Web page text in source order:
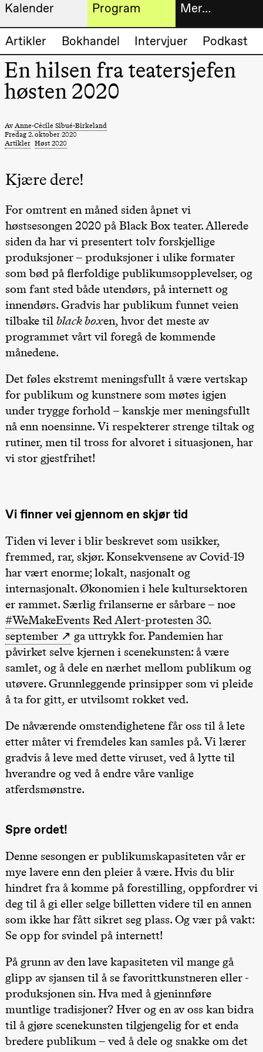
Mer…
Billetter
Kalender
Torsdag 20. august
Roll og
Mohamed
Mohamed
Male
(Black Box
teater)
19.00
Pia Maria
Roll og
Male
Fantasies
Lille scene
(Black Box
teater)
Lørdag 22. august
19.00
Pia Maria
Roll og
Mohamed
Mohamed
Fantasies
(Black Box
Torsdag 27. august
19.00
Pia Maria
Roll og
Mohamed
Male
Fantasies
Lille scene
Mohamed
Mohamed
Male
Fantasies
(Black Box
teater)
Börcsök &
Andreas
Bolm
SUBJOYRIDE
(Black Box
teater)
Lørdag 29. august
Roll og
Mohamed
Mohamed
Male
Lille scene
teater)
Andreas
Bolm
Store scene
teater)
Yuri
Umemoto /​
Oslo
Sinfonietta /​
Aam
Animeopera
av Yuri
Umemoto
Store scene
(Black Box
teater)
Fredag 18. september
Program
Kunstnerisk
program
Pia Maria Roll og Mohamed
Mohamed
Male Fantasies
Artikler Bokhandel Intervjuer Podkast
En hilsen fra teatersjefen
høsten 2020
AvAnne-Cécile Sibué-Birkeland
Fredag 2. oktober 2020
Artikler Høst 2020
Kjære dere!
For omtrent en måned siden åpnet vi
høstsesongen 2020 på Black Box teater. Allerede
siden da har vi presentert tolv forskjellige
produksjoner – produksjoner i ulike formater
som bød på flerfoldige publikumsopplevelser, og
som fant sted både utendørs, på internett og
innendørs. Gradvis har publikum funnet veien
tilbake tilblack boxen, hvor det meste av
programmet vårt vil foregå de kommende
månedene.
Det føles ekstremt meningsfullt å være vertskap
for publikum og kunstnere som møtes igjen
under trygge forhold – kanskje mer meningsfullt
nå enn noensinne. Vi respekterer strenge tiltak og
rutiner, men til tross for alvoret i situasjonen, har
vi stor gjestfrihet!
Vi finner vei gjennom en skjør tid
Tiden vi lever i blir beskrevet som usikker,
fremmed, rar, skjør. Konsekvensene av Covid-19
har vært enorme; lokalt, nasjonalt og
internasjonalt. Økonomien i hele kultursektoren
er rammet. Særlig frilanserne er sårbare – noe
#WeMakeEvents Red Alert-protesten 30.
september
ga uttrykk for. Pandemien har
påvirket selve kjernen i scenekunsten: å være
samlet, og å dele en nærhet mellom publikum og
utøvere. Grunnleggende prinsipper som vi pleide
å ta for gitt, er utvilsomt rokket ved.
De nåværende omstendighetene får oss til å lete
etter måter vi fremdeles kan samles på. Vi lærer
gradvis å leve med dette viruset, ved å lytte til
hverandre og ved å endre våre vanlige
atferdsmønstre.
Spre ordet!
Denne sesongen er publikumskapasiteten vår er
mye lavere enn den pleier å være. Hvis du blir
hindret fra å komme på forestilling, oppfordrer vi
deg til å gi eller selge billetten videre til en annen
som ikke har fått sikret seg plass. Og vær på vakt:
Se opp for svindel på internett!
På grunn av den lave kapasiteten vil mange gå
glipp av sjansen til å se favorittkunstneren eller -
produksjonen sin. Hva med å gjeninnføre
muntlige tradisjoner? Hver og en av oss kan bidra
til å gjøre scenekunsten tilgjengelig for et enda
bredere publikum – ved å dele og snakke om det